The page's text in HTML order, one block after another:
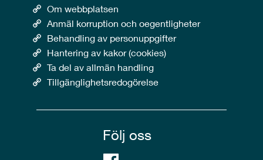
Om webbplatsen
Anmäl korruption och oegentligheter
Behandling av personuppgifter
Hantering av kakor (cookies)
Ta del av allmän handling
Tillgänglighetsredogörelse
Följ oss